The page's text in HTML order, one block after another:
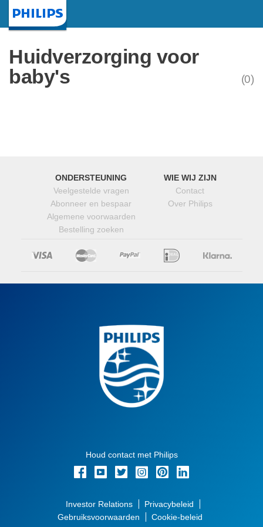
Huidverzorging voor
baby's
(0)
ONDERSTEUNING
Veelgestelde vragen
Abonneer en bespaar
Algemene voorwaarden
Bestelling zoeken
WIE WIJ ZIJN
Contact
Over Philips
Houd contact met Philips
Investor Relations
Privacybeleid
Gebruiksvoorwaarden
Cookie-beleid